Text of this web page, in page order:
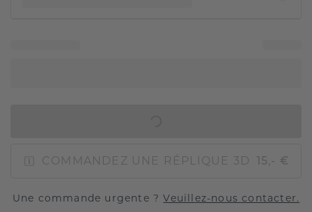
COMMANDEZ UNE RÉPLIQUE 3D 15,- €
Une commande urgente ?Veuillez-nous contacter.